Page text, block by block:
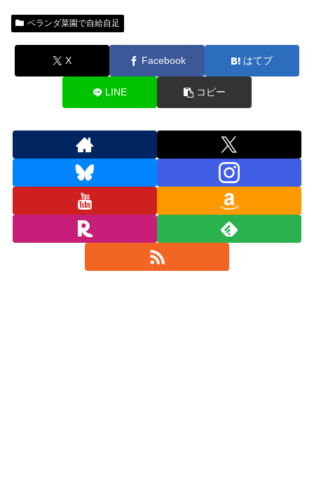
ベランダ菜園で自給自足
X Facebook はてブ
LINE コピー